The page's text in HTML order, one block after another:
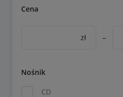
Cena
zł –
Nośnik
CD